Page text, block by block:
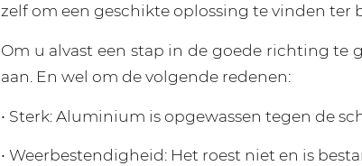
zelf om een geschikte oplossing te vinden ter
Om u alvast een stap in de goede richting te
aan. En wel om de volgende redenen:
• Sterk: Aluminium is opgewassen tegen de
• Weerbestendigheid: Het roest niet en is